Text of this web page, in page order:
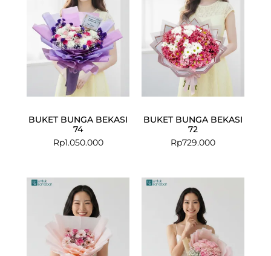
BUKET BUNGA BEKASI
74
Rp1.050.000
BUKET BUNGA BEKASI
72
Rp729.000